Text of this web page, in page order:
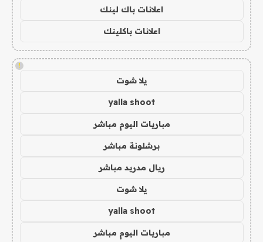
اعلانات باك لينك
اعلانات باكلينك
!
يلا شوت
yalla shoot
مباريات اليوم مباشر
برشلونة مباشر
ريال مدريد مباشر
يلا شوت
yalla shoot
مباريات اليوم مباشر